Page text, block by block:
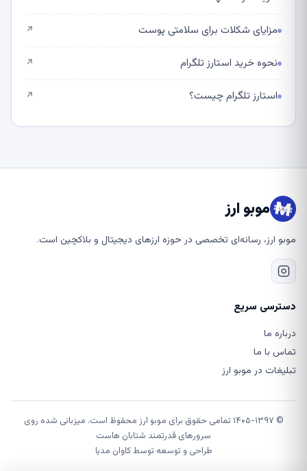
مزایای شکلات برای سلامتی پوست ↗
نحوه خرید استارز تلگرام ↗
استارز تلگرام چیست؟ ↗
موبو ارز
موبو ارز، رسانه‌ای تخصصی در حوزه ارزهای دیجیتال و بلاکچین است.
دسترسی سریع
درباره ما
تماس با ما
تبلیغات در موبو ارز
© ۱۴۰۵-۱۳۹۷ تمامی حقوق برای موبو ارز محفوظ است. میزبانی شده روی
سرورهای قدرتمند شتابان هاست
طراحی و توسعه توسطکاوان مدیا